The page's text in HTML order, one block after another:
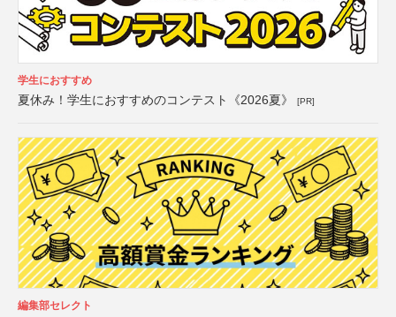
学生におすすめ
夏休み！学生におすすめのコンテスト《2026夏》 [PR]
編集部セレクト